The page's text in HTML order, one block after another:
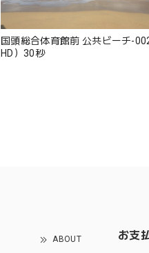
国頭総合体育館前 公共ビーチ-
HD）30秒
ABOUT お支